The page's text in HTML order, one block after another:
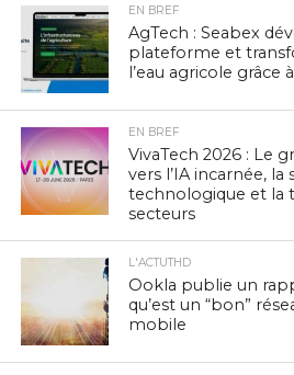
EN BREF
AgTech : Seabex
plateforme et
l’eau agricole grâce à
EN BREF
VivaTech 2026 : Le
vers l’IA incarnée, la
technologique et la
secteurs
L'ACTUTHD
Ookla publie un
qu’est un “bon”
mobile